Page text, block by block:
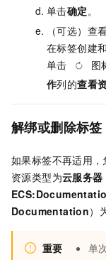
单击确定。
（可选）查
在标签创建
单击
图
作列的查看
解绑或删除标签
如果标签不再适用
资源类型为云服务器
Documentation）
重要 单